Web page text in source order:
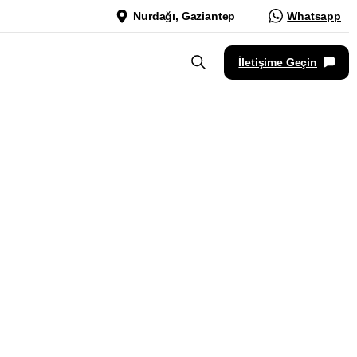
Nurdağı, Gaziantep Whatsapp
İletişime Geçin